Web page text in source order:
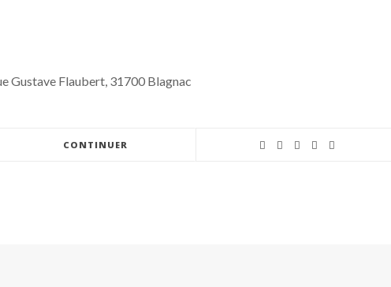
Gustave Flaubert, 31700 Blagnac
CONTINUER